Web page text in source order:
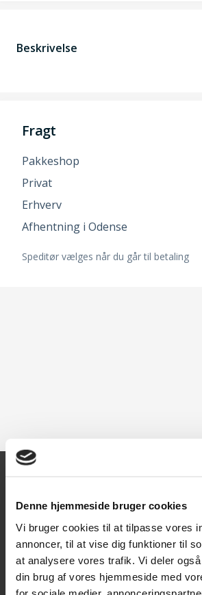
Denne hjemmeside bruger cookies
Vi bruger cookies til at tilpasse vores
annoncer, til at vise dig funktioner til
at analysere vores trafik. Vi deler
din brug af vores hjemmeside med
Beskrivelse
Fragt
Pakkeshop
Privat
Erhverv
Afhentning i Odense
Speditør vælges når du går til betaling
Kontakt
Texas A/S
Knullen 22
5260 Odense S